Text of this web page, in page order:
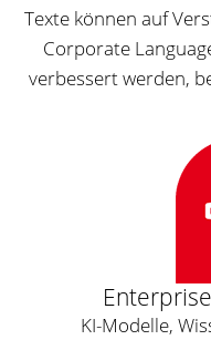
Texte können auf
Corporate
verbessert werden,
KI-Modelle,